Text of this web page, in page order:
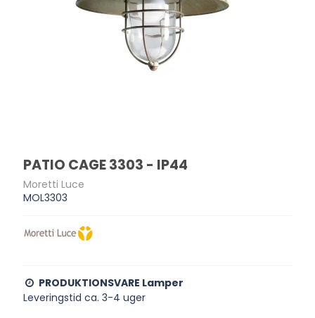
PATIO CAGE 3303 - IP44
Moretti Luce
MOL3303
PRODUKTIONSVARE Lamper
Leveringstid ca. 3-4 uger